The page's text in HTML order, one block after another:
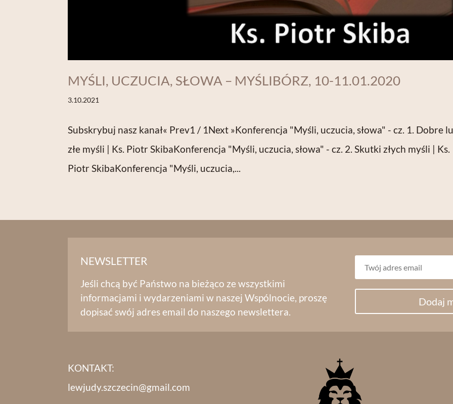
MYŚLI, UCZUCIA, SŁOWA – MYŚLIBÓRZ, 10-11.01.2020
3.10.2021
Subskrybuj nasz kanał« Prev1 / 1Next »Konferencja "Myśli, uczucia, słowa" - cz. 1. Dobre
złe myśli | Ks. Piotr SkibaKonferencja "Myśli, uczucia, słowa" - cz. 2. Skutki złych myśli | Ks.
Piotr SkibaKonferencja "Myśli, uczucia,...
NEWSLETTER
Jeśli chcą być Państwo na bieżąco ze wszystkimi
informacjami i wydarzeniami w naszej Wspólnocie, proszę
dopisać swój adres email do naszego newslettera.
Dodaj
KONTAKT:
lewjudy.szczecin@gmail.com